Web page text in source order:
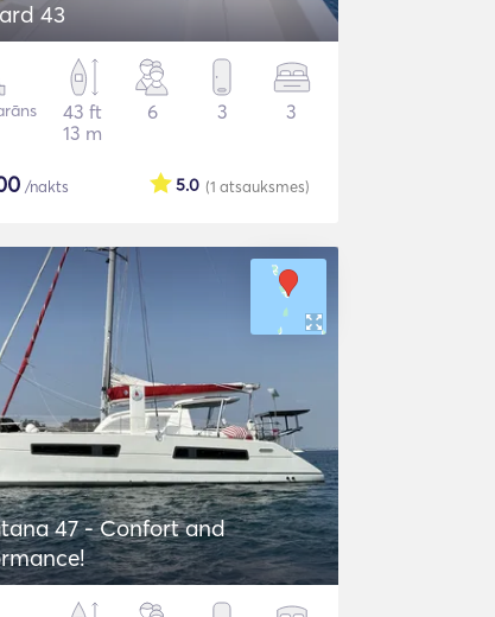
43
43 ft
13 m
6 3 3
/nakts (1 atsauksmes)
5.0
47 - Confort and